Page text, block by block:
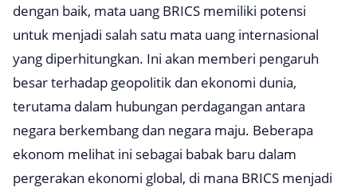
dengan baik, mata uang BRICS memiliki potensi
untuk menjadi salah satu mata uang internasional
yang diperhitungkan. Ini akan memberi pengaruh
besar terhadap geopolitik dan ekonomi dunia,
terutama dalam hubungan perdagangan antara
negara berkembang dan negara maju. Beberapa
ekonom melihat ini sebagai babak baru dalam
pergerakan ekonomi global, di mana BRICS menjadi